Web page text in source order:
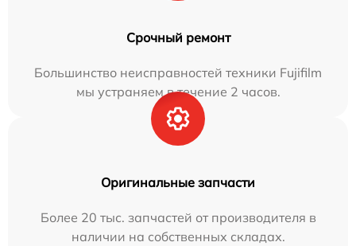
Срочный ремонт
Большинство неисправностей техники Fujifilm
мы устраняем в течение 2 часов.
Оригинальные запчасти
Более 20 тыс. запчастей от производителя в
наличии на собственных складах.